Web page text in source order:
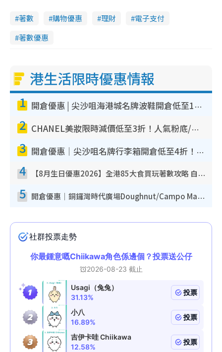
著數 購物優惠 理財
電子支付
著數優惠
港生活限時優惠情報
1 開倉優惠 | 尖沙咀海港城名牌波鞋開倉低至1折！On鞋$899起／Joy&Peace鞋履$98起
2 CHANEL美妝限時減價低至3折！人氣粉底/唇膏/精華液低至$275！COCO香水都有平
3 開倉優惠｜尖沙咀名牌行李箱開倉低至4折！一連5日 American Tourister/ace./Hallmark $200起！
4 【8月生日優惠2026】全港85大食買玩著數攻略 自助餐/火鍋放題同行免費＋誠品/DONKI送現金券
5 開倉優惠｜銅鑼灣時代廣場Doughnut/Campo Marzio開倉低至1折！背囊、書包、手袋劈價$200起